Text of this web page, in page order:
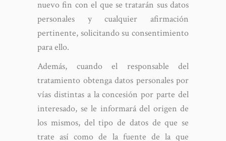
nuevo fin con el que se tratarán sus datos
personales y cualquier afirmación
pertinente, solicitando su consentimiento
para ello.
Además, cuando el responsable del
tratamiento obtenga datos personales por
vías distintas a la concesión por parte del
interesado, se le informará del origen de
los mismos, del tipo de datos de que se
trate así como de la fuente de la que